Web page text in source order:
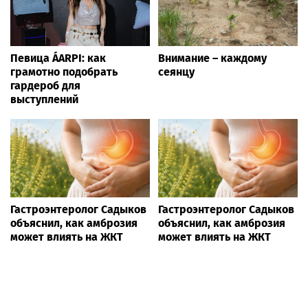
Певица ÁARPI: как
грамотно подобрать
гардероб для
выступлений
Внимание – каждому
сеянцу
Гастроэнтеролог Садыков
объяснил, как амброзия
может влиять на ЖКТ
Гастроэнтеролог Садыков
объяснил, как амброзия
может влиять на ЖКТ